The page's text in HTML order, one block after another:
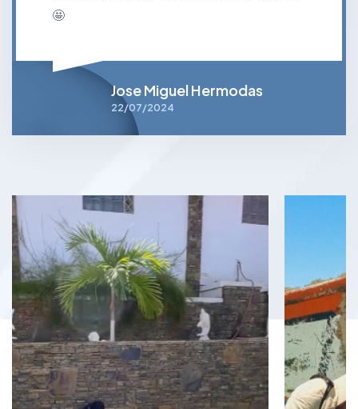
🤩
Jose Miguel Hermodas
22/07/2024